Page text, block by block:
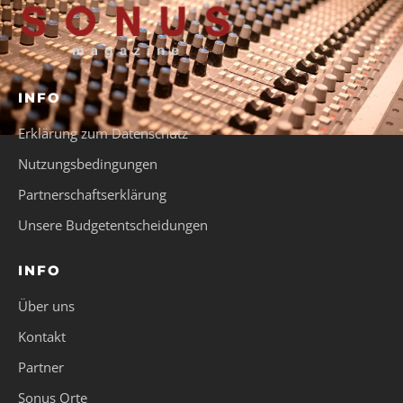
INFO
Erklärung zum Datenschutz
Nutzungsbedingungen
Partnerschaftserklärung
Unsere Budgetentscheidungen
INFO
Über uns
Kontakt
Partner
Sonus Orte